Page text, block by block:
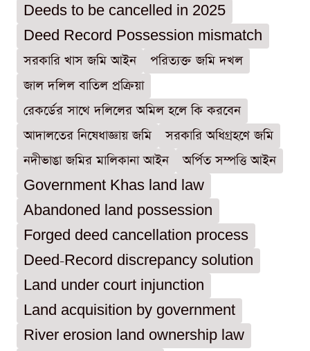
Deeds to be cancelled in 2025
Deed Record Possession mismatch
সরকারি খাস জমি আইন
পরিত্যক্ত জমি দখল
জাল দলিল বাতিল প্রক্রিয়া
রেকর্ডের সাথে দলিলের অমিল হলে কি করবেন
আদালতের নিষেধাজ্ঞায় জমি
সরকারি অধিগ্রহণে জমি
নদীভাঙা জমির মালিকানা আইন
অর্পিত সম্পত্তি আইন
Government Khas land law
Abandoned land possession
Forged deed cancellation process
Deed-Record discrepancy solution
Land under court injunction
Land acquisition by government
River erosion land ownership law